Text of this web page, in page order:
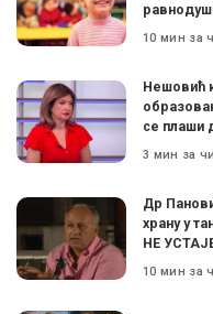
10 мин за
Нешовић
се плаши
3 мин за
Др
храну у
НЕ
10 мин за